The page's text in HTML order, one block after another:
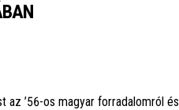
’56-os magyar forradalomról és